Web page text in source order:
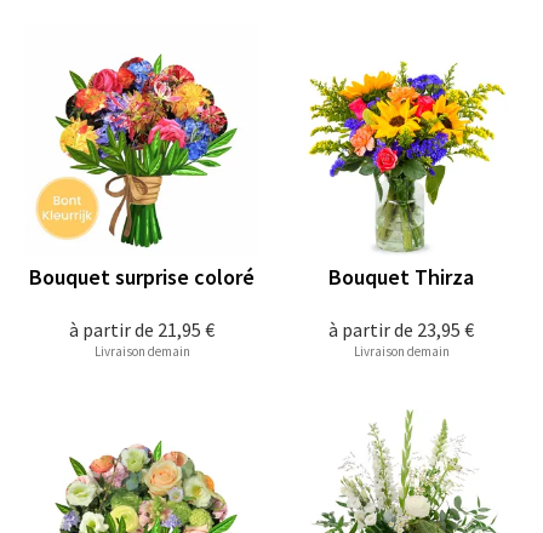
à partir de 21,95 €
Bouquet surprise coloré
Livraison demain
à partir de 23,95 €
Bouquet Thirza
Livraison demain